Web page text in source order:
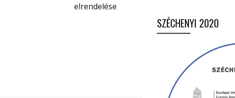
elrendelése
SZÉCHENYI 2020